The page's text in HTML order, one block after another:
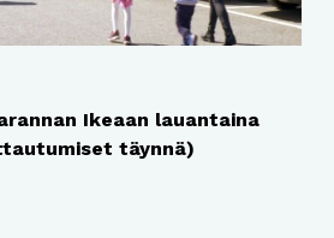
Ikeaan lauantaina
täynnä)